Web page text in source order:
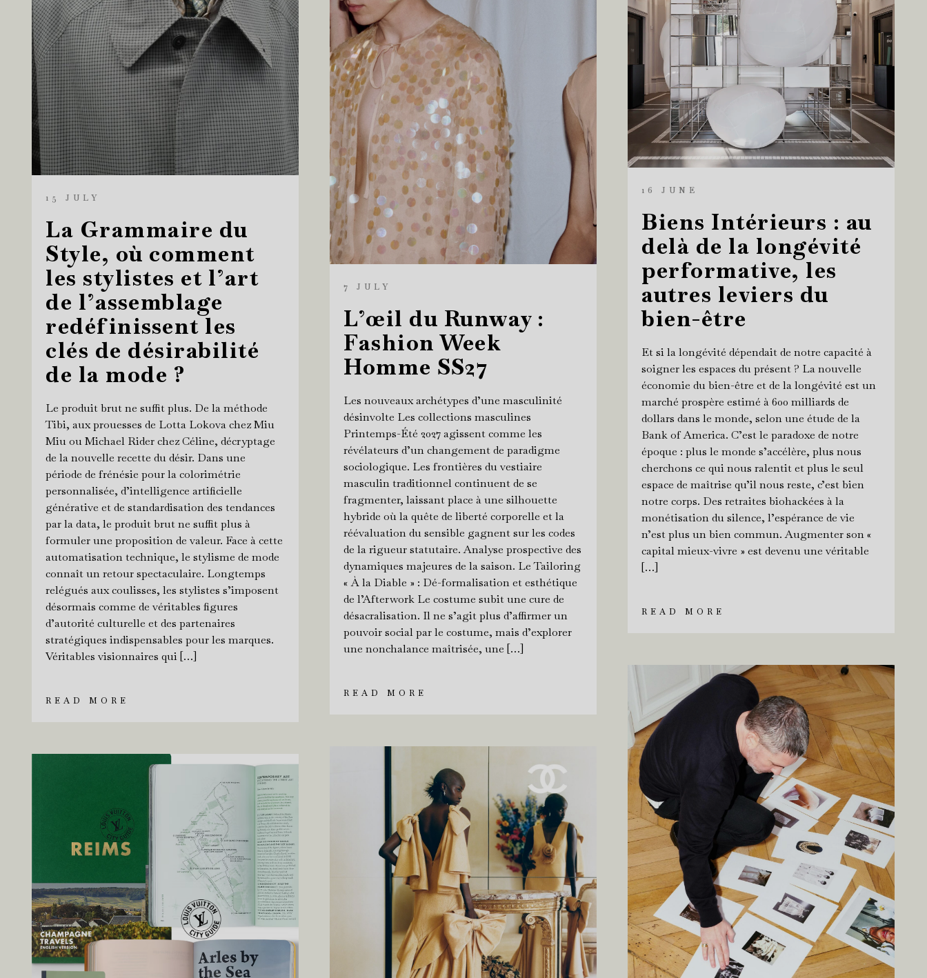
15 JULY
La Grammaire du
Style, où comment
les stylistes et l’art
de l’assemblage
redéfinissent les
clés de désirabilité
de la mode ?
Le produit brut ne suffit plus. De la méthode
Tibi, aux prouesses de Lotta Lokova chez Miu
Miu ou Michael Rider chez Céline, décryptage
de la nouvelle recette du désir. Dans une
période de frénésie pour la colorimétrie
personnalisée, d’intelligence artificielle
générative et de standardisation des tendances
par la data, le produit brut ne suffit plus à
formuler une proposition de valeur. Face à cette
automatisation technique, le stylisme de mode
connaît un retour spectaculaire. Longtemps
relégués aux coulisses, les stylistes s’imposent
désormais comme de véritables figures
d’autorité culturelle et des partenaires
stratégiques indispensables pour les marques.
Véritables visionnaires qui […]
READ MORE
7 JULY
L’œil du Runway :
Fashion Week
Homme SS27
Les nouveaux archétypes d’une masculinité
désinvolte Les collections masculines
Printemps-Été 2027 agissent comme les
révélateurs d’un changement de paradigme
sociologique. Les frontières du vestiaire
masculin traditionnel continuent de se
fragmenter, laissant place à une silhouette
hybride où la quête de liberté corporelle et la
réévaluation du sensible gagnent sur les codes
de la rigueur statutaire. Analyse prospective des
dynamiques majeures de la saison. Le Tailoring
« À la Diable » : Dé-formalisation et esthétique
de l’Afterwork Le costume subit une cure de
désacralisation. Il ne s’agit plus d’affirmer un
pouvoir social par le costume, mais d’explorer
une nonchalance maîtrisée, une […]
READ MORE
16 JUNE
Biens Intérieurs : au
delà de la longévité
performative, les
autres leviers du
bien-être
Et si la longévité dépendait de notre capacité à
soigner les espaces du présent ? La nouvelle
économie du bien-être et de la longévité est un
marché prospère estimé à 600 milliards de
dollars dans le monde, selon une étude de la
Bank of America. C’est le paradoxe de notre
époque : plus le monde s’accélère, plus nous
cherchons ce qui nous ralentit et plus le seul
espace de maîtrise qu’il nous reste, c’est bien
notre corps. Des retraites biohackées à la
monétisation du silence, l’espérance de vie
n’est plus un bien commun. Augmenter son «
capital mieux-vivre » est devenu une véritable
[…]
READ MORE